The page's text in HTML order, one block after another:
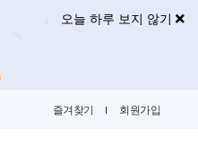
오늘 하루 보지 않기
즐겨찾기 회원가입